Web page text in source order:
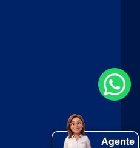
Agente